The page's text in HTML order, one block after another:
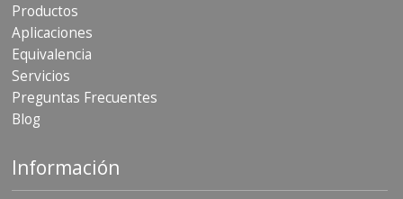
Productos
Aplicaciones
Equivalencia
Servicios
Preguntas Frecuentes
Blog
Información